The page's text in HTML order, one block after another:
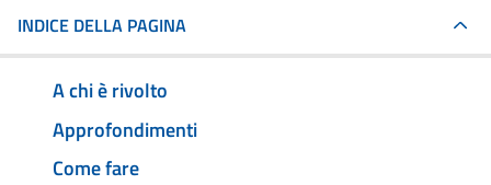
INDICE DELLA PAGINA
A chi è rivolto
Approfondimenti
Come fare